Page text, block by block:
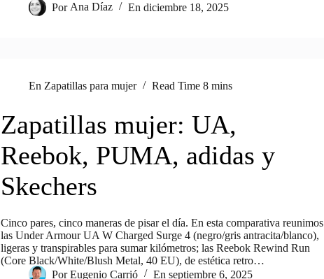
Por Ana Díaz En diciembre 18, 2025
En Zapatillas para mujer Read Time 8 mins
Zapatillas mujer: UA,
Reebok, PUMA, adidas y
Skechers
Cinco pares, cinco maneras de pisar el día. En esta comparativa reunimos
las Under Armour UA W Charged Surge 4 (negro/gris antracita/blanco),
ligeras y transpirables para sumar kilómetros; las Reebok Rewind Run
(Core Black/White/Blush Metal, 40 EU), de estética retro…
Por Eugenio Carrió En septiembre 6, 2025